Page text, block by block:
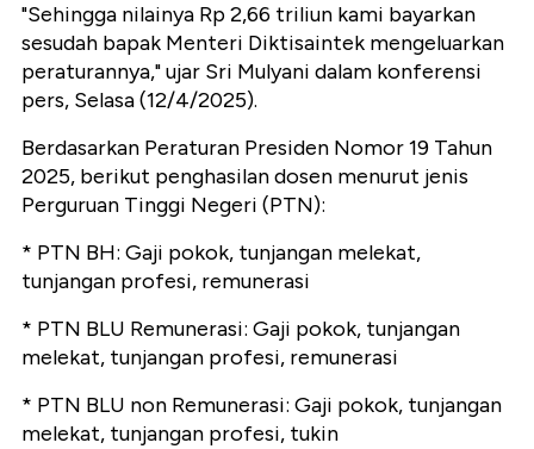
"Sehingga nilainya Rp 2,66 triliun kami bayarkan
sesudah bapak Menteri Diktisaintek mengeluarkan
peraturannya," ujar Sri Mulyani dalam konferensi
pers, Selasa (12/4/2025).
Berdasarkan Peraturan Presiden Nomor 19 Tahun
2025, berikut penghasilan dosen menurut jenis
Perguruan Tinggi Negeri (PTN):
* PTN BH: Gaji pokok, tunjangan melekat,
tunjangan profesi, remunerasi
* PTN BLU Remunerasi: Gaji pokok, tunjangan
melekat, tunjangan profesi, remunerasi
* PTN BLU non Remunerasi: Gaji pokok, tunjangan
melekat, tunjangan profesi, tukin